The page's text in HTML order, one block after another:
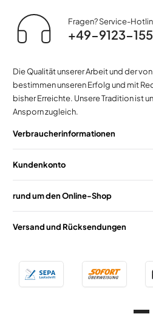
Fragen? Service-
+49-9123-
Die Qualität unserer Arbeit und der
bestimmen unseren Erfolg und mit
bisher Erreichte. Unsere Tradition ist
Ansporn zugleich.
Verbraucherinformationen
Kundenkonto
rund um den Online-Shop
Versand und Rücksendungen